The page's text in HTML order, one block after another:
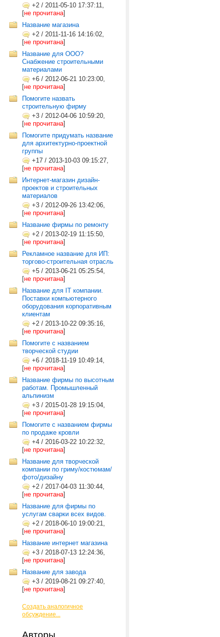
+2 / 2011-05-10 17:37:11,
[не прочитана]
Название магазина
+2 / 2011-11-16 14:16:02,
[не прочитана]
Название для ООО?
Снабжение строительными
материалами
+6 / 2012-06-21 10:23:00,
[не прочитана]
Помогите назвать
строительную фирму
+3 / 2012-04-06 10:59:20,
[не прочитана]
Помогите придумать название
для архитектурно-проектной
группы
+17 / 2013-10-03 09:15:27,
[не прочитана]
Интернет-магазин дизайн-
проектов и строительных
материалов
+3 / 2012-09-26 13:42:06,
[не прочитана]
Название фирмы по ремонту
+2 / 2013-02-19 11:15:50,
[не прочитана]
Рекламное название для ИП:
торгово-строительная отрасль
+5 / 2013-06-21 05:25:54,
[не прочитана]
Название для IT компании.
Поставки компьютерного
оборудования корпоративным
клиентам
+2 / 2013-10-22 09:35:16,
[не прочитана]
Помогите с названием
творческой студии
+6 / 2018-11-19 10:49:14,
[не прочитана]
Название фирмы по высотным
работам. Промышленный
альпинизм
+3 / 2015-01-28 19:15:04,
[не прочитана]
Помогите с названием фирмы
по продаже кровли
+4 / 2016-03-22 10:22:32,
[не прочитана]
Название для творческой
компании по гриму/костюмам/
фото/дизайну
+2 / 2017-04-03 11:30:44,
[не прочитана]
Название для фирмы по
услугам сварки всех видов.
+2 / 2018-06-10 19:00:21,
[не прочитана]
Название интернет магазина
+3 / 2018-07-13 12:24:36,
[не прочитана]
Название для завода
+3 / 2019-08-21 09:27:40,
[не прочитана]
Создать аналогичное
обсуждение...
Авторы